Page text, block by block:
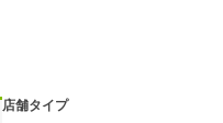
店舗タイプ